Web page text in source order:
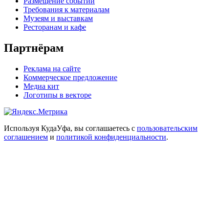
Требования к материалам
Музеям и выставкам
Ресторанам и кафе
Партнёрам
Реклама на сайте
Коммерческое предложение
Медиа кит
Логотипы в векторе
Используя КудаУфа, вы соглашаетесь с пользовательским
соглашением и политикой конфиденциальности.